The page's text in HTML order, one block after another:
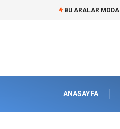
BU ARALAR MODA
ANASAYFA